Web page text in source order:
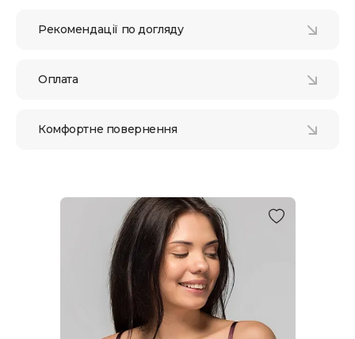
Рекомендації по догляду
Оплата
Комфортне повернення